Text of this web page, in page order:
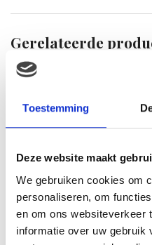
Toestemming
Deze website maakt
We gebruiken cookies om
personaliseren, om
en om ons websiteverkeer
informatie over uw gebruik
Gerelateerde